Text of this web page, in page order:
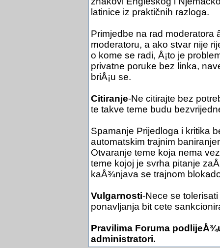
latinice iz praktičnih razloga.
Primjedbe na rad moderatora
moderatoru, a ako stvar nije
o kome se radi, Å¡to je
privatne poruke bez linka,
briÅ¡u se.
Citiranje-Ne citirajte bez
te takve teme budu
Spamanje Prijedloga i kritika
automatskim trajnim
Otvaranje teme koja nema
teme kojoj je svrha pitanje
kaÅ¾njava se trajnom
Vulgarnosti-Nece se
ponavljanja bit cete
Pravilima Foruma
administratori.